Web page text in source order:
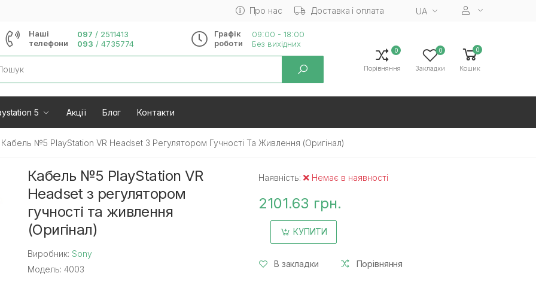
Про нас Доставка і оплата UA
Наші
телефони
097 / 2511413
093 / 4735774
Графік
роботи
09:00 - 18:00
Без вихiдних
0
Порівняння
0
Закладки
0
Кошик
5 Акції Блог Контакти
Кабель №5 PlayStation VR Headset З Регулятором Гучності Та Живлення (Оригінал)
Кабель №5 PlayStation VR
Headset з регулятором
гучності та живлення
(Оригінал)
Виробник: Sony
Модель: 4003
Наявність: Немає в наявності
2101.63 грн.
КУПИТИ
В закладки Порівняння